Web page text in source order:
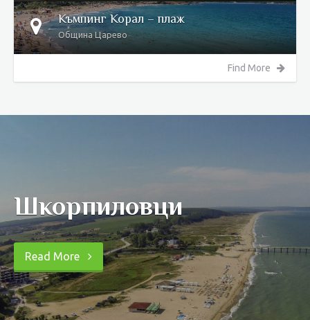
Къмпинг Корал – плаж
Община Царево
Find More
Шкорпиловци
Read More